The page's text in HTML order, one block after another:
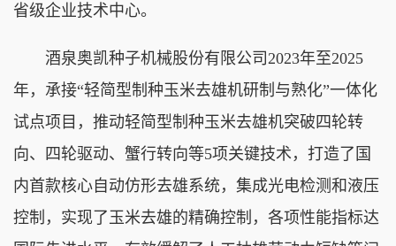
省级企业技术中心。
酒泉奥凯种子机械股份有限公司2023年至2025
年，承接“轻简型制种玉米去雄机研制与熟化”一体化
试点项目，推动轻简型制种玉米去雄机突破四轮转
向、四轮驱动、蟹行转向等5项关键技术，打造了国
内首款核心自动仿形去雄系统，集成光电检测和液压
控制，实现了玉米去雄的精确控制，各项性能指标达